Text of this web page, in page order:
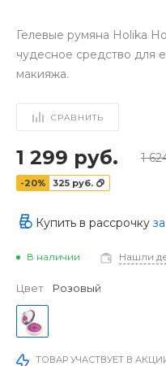
Гелевые румяна Holika
чудесное средство для
макияжа.
СРАВНИТЬ
1 299 руб. 1
-20% 325 руб.
Купить в рассрочку за
В наличии Нашли
Цвет Розовый
ТОВАР УЧАСТВУЕТ В